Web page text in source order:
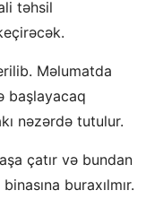
təhsil
Məlumatda
başlayacaq
nəzərdə tutulur.
çatır və bundan
buraxılmır.